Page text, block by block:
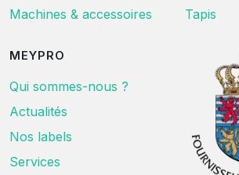
Machines & accessoires
Tapis
MEYPRO
Qui sommes-nous ?
Actualités
Nos labels
Services